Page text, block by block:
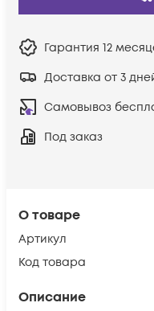
О товаре
Артикул
Код товара
Описание
Гарантия 12
Доставка от 3
Самовывоз
Под заказ